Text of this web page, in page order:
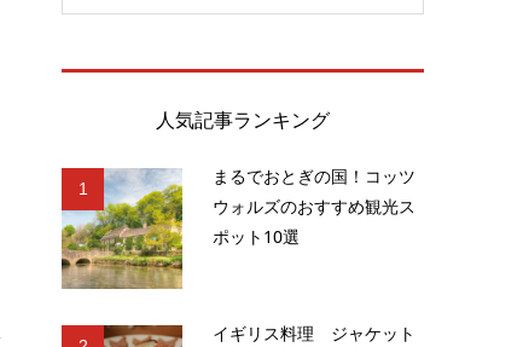
人気記事ランキング
1
まるでおとぎの国！コッツ
ウォルズのおすすめ観光ス
ポット10選
イギリス料理 ジャケット